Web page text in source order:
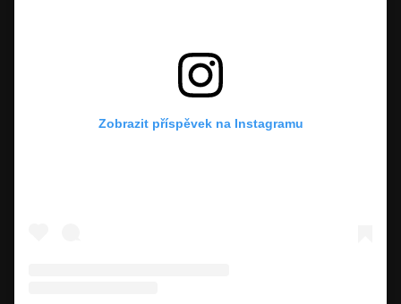
Zobrazit příspěvek na Instagramu